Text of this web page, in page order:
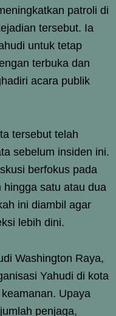
patroli di
tersebut. Ia
untuk tetap
terbuka dan
acara publik
tersebut telah
sebelum insiden ini.
berfokus pada
satu atau dua
ini diambil agar
lebih dini.
Washington Raya,
Yahudi di kota
Upaya
penjaga,